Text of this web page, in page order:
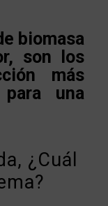
biomasa
son los
más
una
¿Cuál